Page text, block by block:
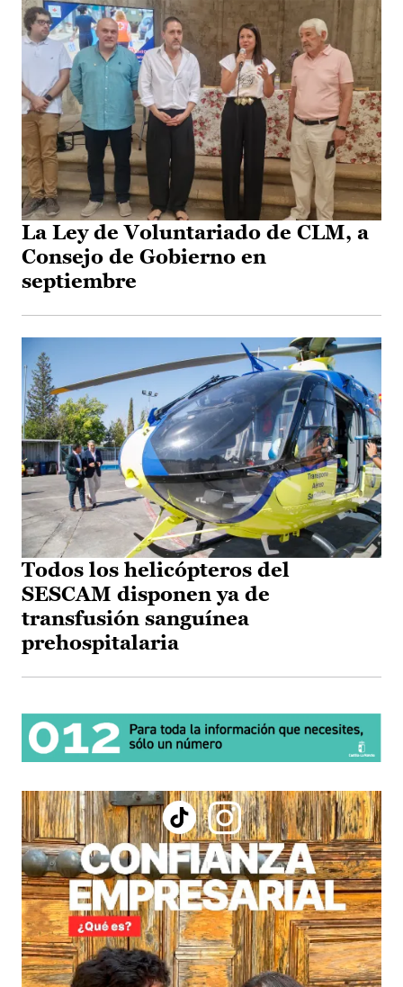
La Ley de Voluntariado de CLM, a
Consejo de Gobierno en
septiembre
Todos los helicópteros del
SESCAM disponen ya de
transfusión sanguínea
prehospitalaria